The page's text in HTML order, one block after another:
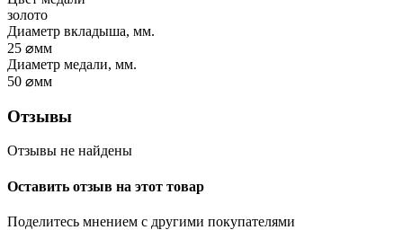
золото
Диаметр вкладыша, мм.
25 ⌀мм
Диаметр медали, мм.
50 ⌀мм
Отзывы
Отзывы не найдены
Оставить отзыв на этот товар
Поделитесь мнением с другими покупателями